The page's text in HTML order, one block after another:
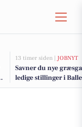
13 timer siden | JOBNYT
Savner du nye
ledige stillinger i